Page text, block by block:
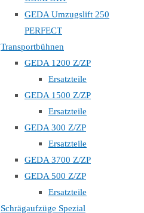
GEDA Umzugslift 250
PERFECT
Transportbühnen
GEDA 1200 Z/ZP
Ersatzteile
GEDA 1500 Z/ZP
Ersatzteile
GEDA 300 Z/ZP
Ersatzteile
GEDA 3700 Z/ZP
GEDA 500 Z/ZP
Ersatzteile
Schrägaufzüge Spezial